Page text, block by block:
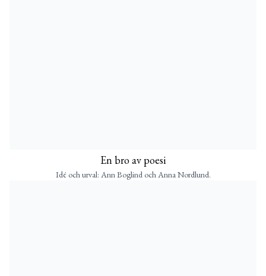
En bro av poesi
Idé och urval: Ann Boglind och Anna Nordlund.